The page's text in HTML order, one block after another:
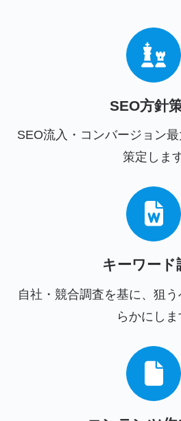
SEO方針
SEO流入・コンバージョン
策定しま
キーワード
自社・競合調査を基に、狙
らかにしま